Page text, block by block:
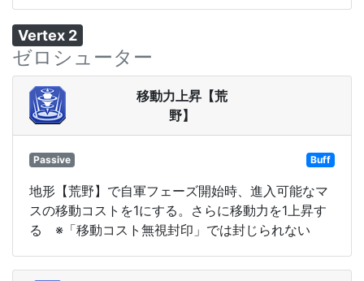
Vertex 2
ゼロシューター
移動力上昇【荒
野】
Passive Buff
地形【荒野】で自軍フェーズ開始時、進入可能なマ
スの移動コストを1にする。さらに移動力を1上昇す
る ※「移動コスト無視封印」では封じられない